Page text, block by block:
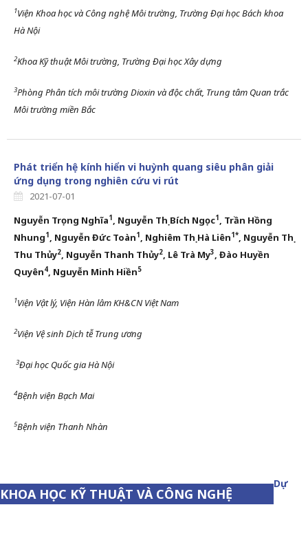
1Viện Khoa học và Công nghệ Môi trường, Trường Đại học Bách khoa
Hà Nội
2Khoa Kỹ thuật Môi trường, Trường Đại học Xây dựng
3Phòng Phân tích môi trường Dioxin và độc chất, Trung tâm Quan trắc
Môi trường miền Bắc
Phát triển hệ kính hiển vi huỳnh quang siêu phân giải
ứng dụng trong nghiên cứu vi rút
2021-07-01
Nguyễn Trọng Nghĩa1 , Nguyễn Thị Bích Ngọc1 , Trần Hồng
Nhung1 , Nguyễn Đức Toàn1 , Nghiêm Thị Hà Liên1*, Nguyễn Thị
Thu Thủy2, Nguyễn Thanh Thủy2, Lê Trà My3, Đào Huyền
Quyên4, Nguyễn Minh Hiền5
1Viện Vật lý, Viện Hàn lâm KH&CN Việt Nam
2Viện Vệ sinh Dịch tễ Trung ương
3Đại học Quốc gia Hà Nội
4Bệnh viện Bạch Mai
5Bệnh viện Thanh Nhàn
KHOA HỌC KỸ THUẬT VÀ CÔNG NGHỆ
Dự